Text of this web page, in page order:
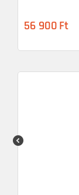
56 900 Ft